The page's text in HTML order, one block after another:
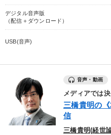
デジタル音声版
（配信＋ダウンロード）
USB(音声)
音声・動画
メディアでは
三橋貴明の
信
三橋貴明(経世